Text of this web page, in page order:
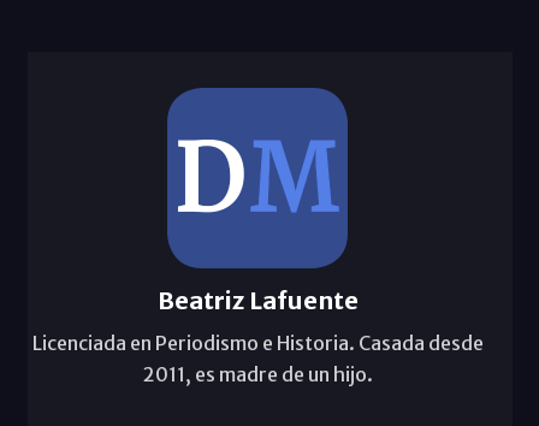
Beatriz Lafuente
Licenciada en Periodismo e Historia. Casada desde
2011, es madre de un hijo.